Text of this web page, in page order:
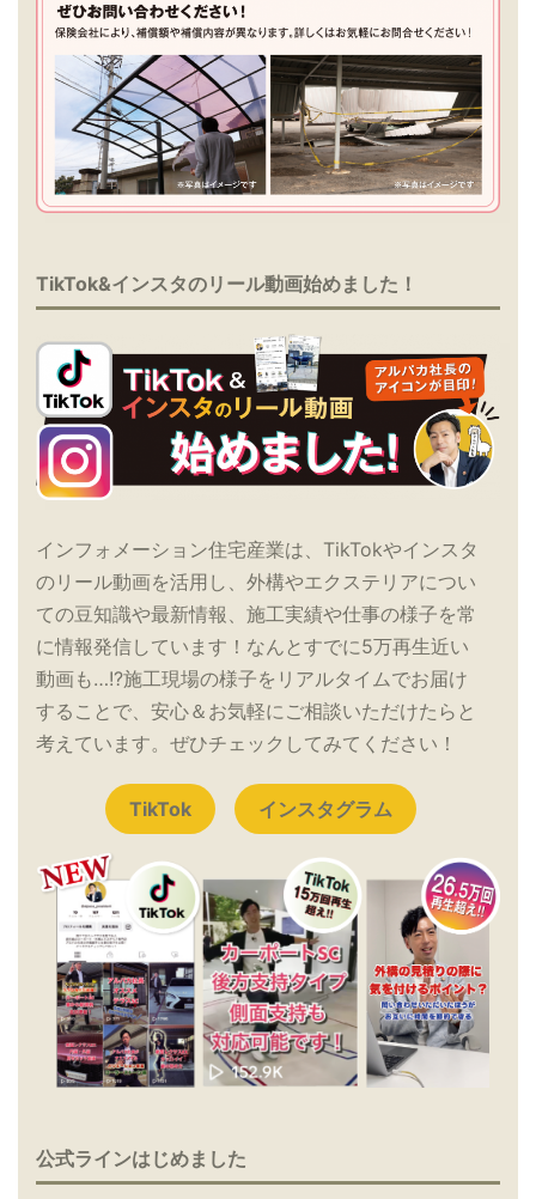
TikTok&インスタのリール動画始めました！
インフォメーション住宅産業は、TikTokやインスタ
のリール動画を活用し、外構やエクステリアについ
ての豆知識や最新情報、施工実績や仕事の様子を常
に情報発信しています！なんとすでに5万再生近い
動画も…!?施工現場の様子をリアルタイムでお届け
することで、安心＆お気軽にご相談いただけたらと
考えています。ぜひチェックしてみてください！
TikTok インスタグラム
公式ラインはじめました